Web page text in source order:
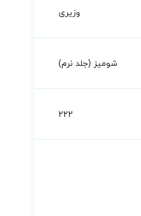
وزیری
شومیز (جلد نرم)
222